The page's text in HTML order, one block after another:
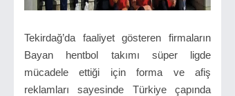
Tekirdağ’da faaliyet gösteren firmaların
Bayan hentbol takımı süper ligde
mücadele ettiği için forma ve afiş
reklamları sayesinde Türkiye çapında